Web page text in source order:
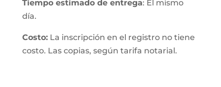
Tiempo estimado de entrega: El mismo
día.
Costo:La inscripción en el registro no tiene
costo. Las copias, según tarifa notarial.